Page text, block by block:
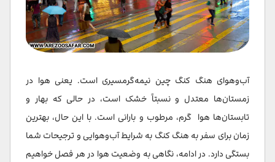
آب‌و‌هوای هنگ کنگ چین نیمه‌گرمسیری است. یعنی هوا در
زمستان‌ها معتدل و نسبتاً خشک است، در حالی که بهار و
تابستان‌ها هوا گرم، مرطوب و بارانی‌ است. با این حال، بهترین
زمان برای سفر به هنگ کنگ به شرایط آب‌و‌هوایی و ترجیحات شما
بستگی دارد. در ادامه، نگاهی به وضعیت هوا در هر فصل خواهیم